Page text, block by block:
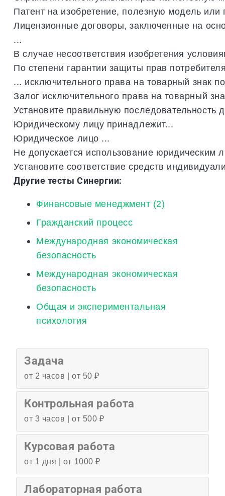
Патент на изобретение, полезную модель или
Лицензионные договоры,заключенные на
...
В случае несоответствия изобретения
По степени гарантии защиты прав
... исключительного права на товарный знак по
Залог исключительного права на товарный
Установите правильную последовательность
Юридическому лицу принадлежит...
Юридическое лицо ...
Не допускается использование юридическим
Установите соответствие средств
Другие тесты Синергии:
Финансовые менеджмент (2)
Гражданский процесс
Международная экономическая
безопасность
Международная экономическая
безопасность
Общая и экспериментальная
психология
Задача
от 2 часов | от 50 ₽
Контрольная работа
от 3 часов | от 500 ₽
Курсовая работа
от 1 дня | от 1000 ₽
Лабораторная работа